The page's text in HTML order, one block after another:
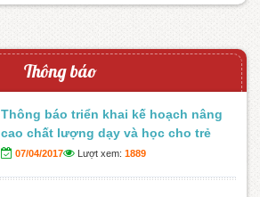
Thông báo
Thông báo triển khai kế hoạch nâng
cao chất lượng dạy và học cho trẻ
07/04/2017 Lượt xem: 1889